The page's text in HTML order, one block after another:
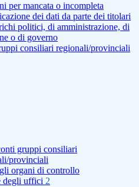
per mancata o incompleta
dei dati da parte dei titolari
politici, di amministrazione, di
o di governo
consiliari regionali/provinciali
gruppi consiliari
provinciali
organi di controllo
degli uffici 2